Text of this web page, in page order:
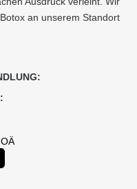
an unserem Standort